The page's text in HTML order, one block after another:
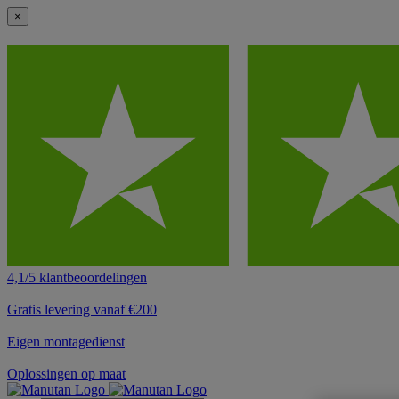
×
4,1/5 klantbeoordelingen
Gratis levering vanaf €200
Eigen montagedienst
Oplossingen op maat